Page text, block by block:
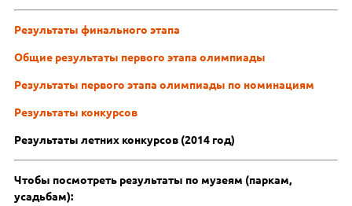
Результаты финального этапа
Общие результаты первого этапа олимпиады
Результаты первого этапа олимпиады по номинациям
Результаты конкурсов
Результаты летних конкурсов (2014 год)
Чтобы посмотреть результаты по музеям (паркам,
усадьбам):